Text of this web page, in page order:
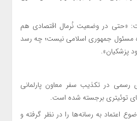
«حتی در وضعیت نُرمال اقتصادی هم
مسئول جمهوری اسلامی نیست؛ چه رسد
پزشکیان».
رسمی در تکذیب سفر معاون پارلمانی
توئیتری برجسته شده است.
اعتماد به رسانه‌ها را در نظر گرفته و